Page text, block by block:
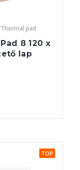
pad
8 120 x
lap
TOP